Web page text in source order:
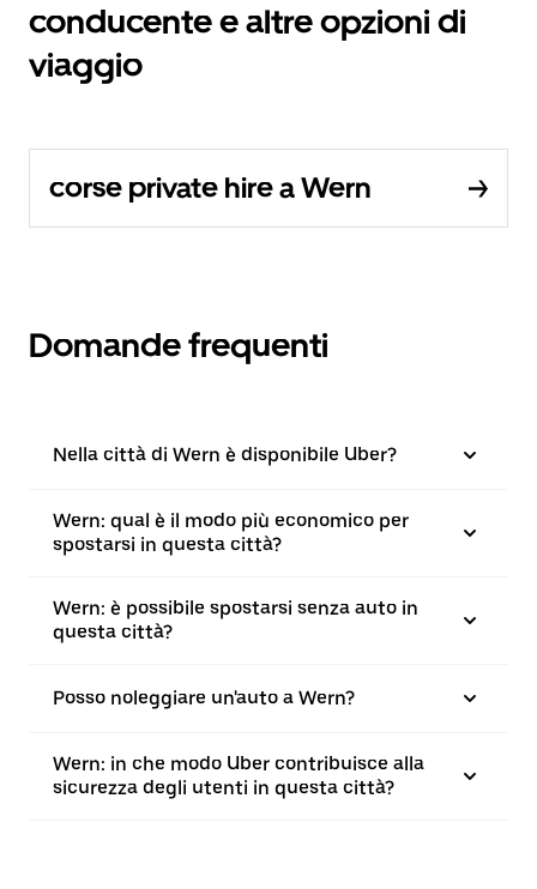
conducente e altre opzioni di
viaggio
corse private hire a Wern
Domande frequenti
Nella città di Wern è disponibile Uber?
Wern: qual è il modo più economico per
spostarsi in questa città?
Wern: è possibile spostarsi senza auto in
questa città?
Posso noleggiare un'auto a Wern?
Wern: in che modo Uber contribuisce alla
sicurezza degli utenti in questa città?